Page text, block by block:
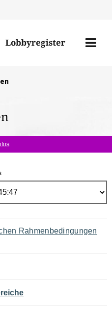
Lobbyregister
Menü
Rahmenbedingungen